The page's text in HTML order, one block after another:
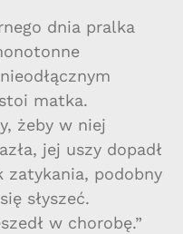
dnia pralka
matka.
żeby w niej
jej uszy dopadł
zatykania, podobny
słyszeć.
w chorobę.”